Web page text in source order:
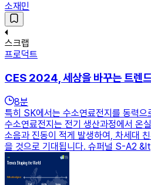
소재민
스크랩
프로덕트
CES 2024, 세상을 바꾸는 트렌
8분
특히 SK에서는 수소연료전지를 동력으
수소연료전지는 전기 생산과정에서 온
소음과 진동이 적게 발생하여, 차세대
을 것으로 기대됩니다. 슈퍼널 S-A2